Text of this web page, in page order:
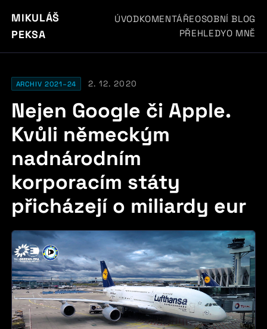
MIKULÁŠ
PEKSA
ÚVODKOMENTÁŘEOSOBNÍ BLOG
PŘEHLEDYO MNĚ
ARCHIV 2021–24 2. 12. 2020
Nejen Google či Apple.
Kvůli německým
nadnárodním
korporacím státy
přicházejí o miliardy eur